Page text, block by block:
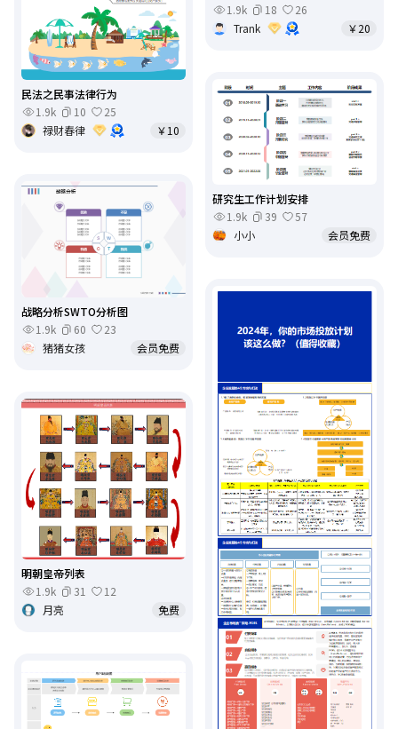
民法之民事法律行为
1.9k
10
25
禄财春律
￥10
1.9k
18
26
Trank
￥20
研究生工作计划安排
1.9k
39
57
小小
会员免费
战略分析SWTO分析图
1.9k
60
23
猪猪女孩
会员免费
明朝皇帝列表
1.9k
31
12
月亮
免费